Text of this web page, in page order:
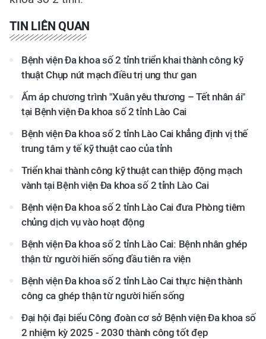
TIN LIÊN QUAN
Bệnh viện Đa khoa số 2 tỉnh triển khai thành công kỹ
thuật Chụp nút mạch điều trị ung thư gan
Ấm áp chương trình "Xuân yêu thương – Tết nhân ái"
tại Bệnh viện Đa khoa số 2 tỉnh Lào Cai
Bệnh viện Đa khoa số 2 tỉnh Lào Cai khẳng định vị thế
trung tâm y tế kỹ thuật cao của tỉnh
Triển khai thành công kỹ thuật can thiệp động mạch
vành tại Bệnh viện Đa khoa số 2 tỉnh Lào Cai
Bệnh viện Đa khoa số 2 tỉnh Lào Cai đưa Phòng tiêm
chủng dịch vụ vào hoạt động
Bệnh viện Đa khoa số 2 tỉnh Lào Cai: Bệnh nhân ghép
thận từ người hiến sống đầu tiên ra viện
Bệnh viện Đa khoa số 2 tỉnh Lào Cai thực hiện thành
công ca ghép thận từ người hiến sống
Đại hội đại biểu Công đoàn cơ sở Bệnh viện Đa khoa số
2 nhiệm kỳ 2025 - 2030 thành công tốt đẹp